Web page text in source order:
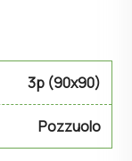
3p (90x90)
Pozzuolo